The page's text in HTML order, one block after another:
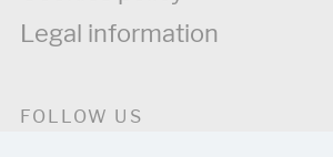
Legal information
FOLLOW US